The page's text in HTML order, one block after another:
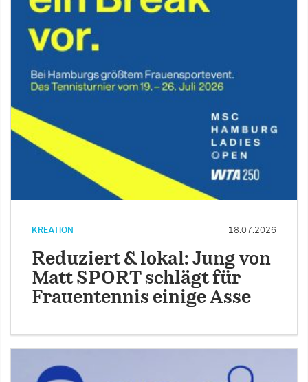
KREATION 18.07.2026
Reduziert & lokal: Jung von
Matt SPORT schlägt für
Frauentennis einige Asse